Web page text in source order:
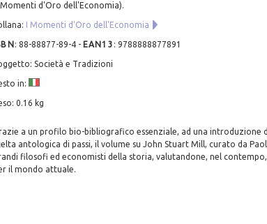
d'Oro dell'Economia).
I Momenti d'Oro dell'Economia
: 88-88877-89-4- EAN13 : 9788888877891
Società e Tradizioni
in:
0.16 kg
a un profilo bio-bibliografico essenziale, ad una
antologica di passi, il volume su John Stuart Mill, curato da
filosofi ed economisti della storia, valutandone, nel
il mondo attuale.